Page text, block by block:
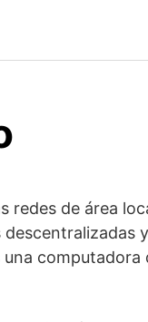
redes de área